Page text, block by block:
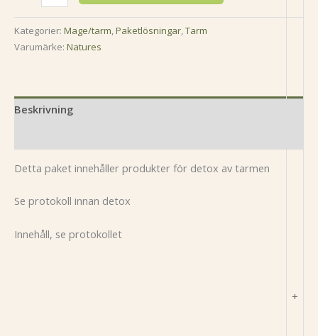
+
Kategorier: Mage/tarm,Paketlösningar,Tarm
Varumärke: Natures
Beskrivning
Detta paket innehåller produkter för detox av tarmen
Se protokoll innan detox
Innehåll, se protokollet